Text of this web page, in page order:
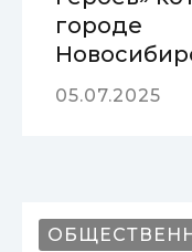
городе
05.07.2025